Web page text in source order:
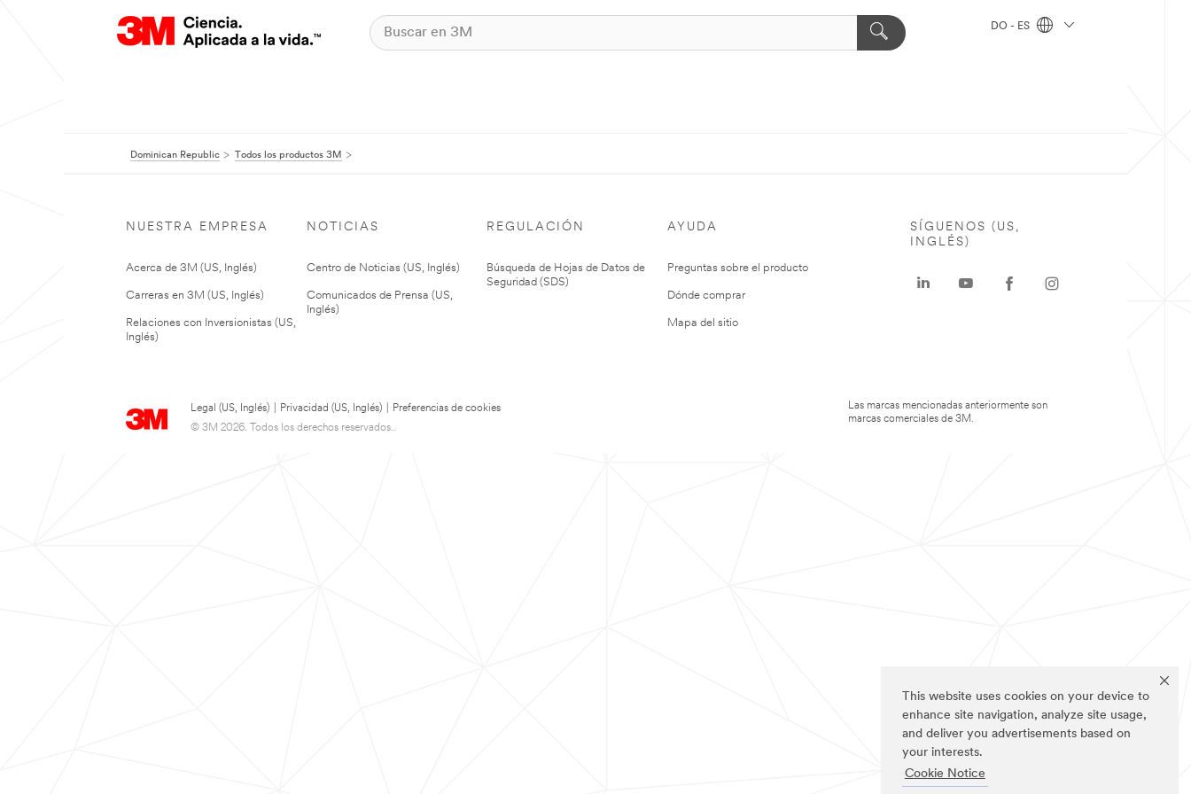
This website uses cookies on your device to
enhance site navigation, analyze site usage,
and deliver you advertisements based on
your interests.
Cookie Notice
DO - ES
Dominican Republic Todos los productos 3M
NUESTRA EMPRESA
Acerca de 3M (US, Inglés)
Carreras en 3M (US, Inglés)
Relaciones con Inversionistas (US,
Inglés)
NOTICIAS
Centro de Noticias (US, Inglés)
Comunicados de Prensa (US,
Inglés)
REGULACIÓN
Búsqueda de Hojas de Datos de
Seguridad (SDS)
AYUDA
Preguntas sobre el producto
Dónde comprar
Mapa del sitio
Legal (US, Inglés) Privacidad (US, Inglés)
Preferencias de cookies
© 3M 2026. Todos los derechos reservados..
SÍGUENOS (US,
INGLÉS)
Las marcas mencionadas anteriormente son
marcas comerciales de 3M.